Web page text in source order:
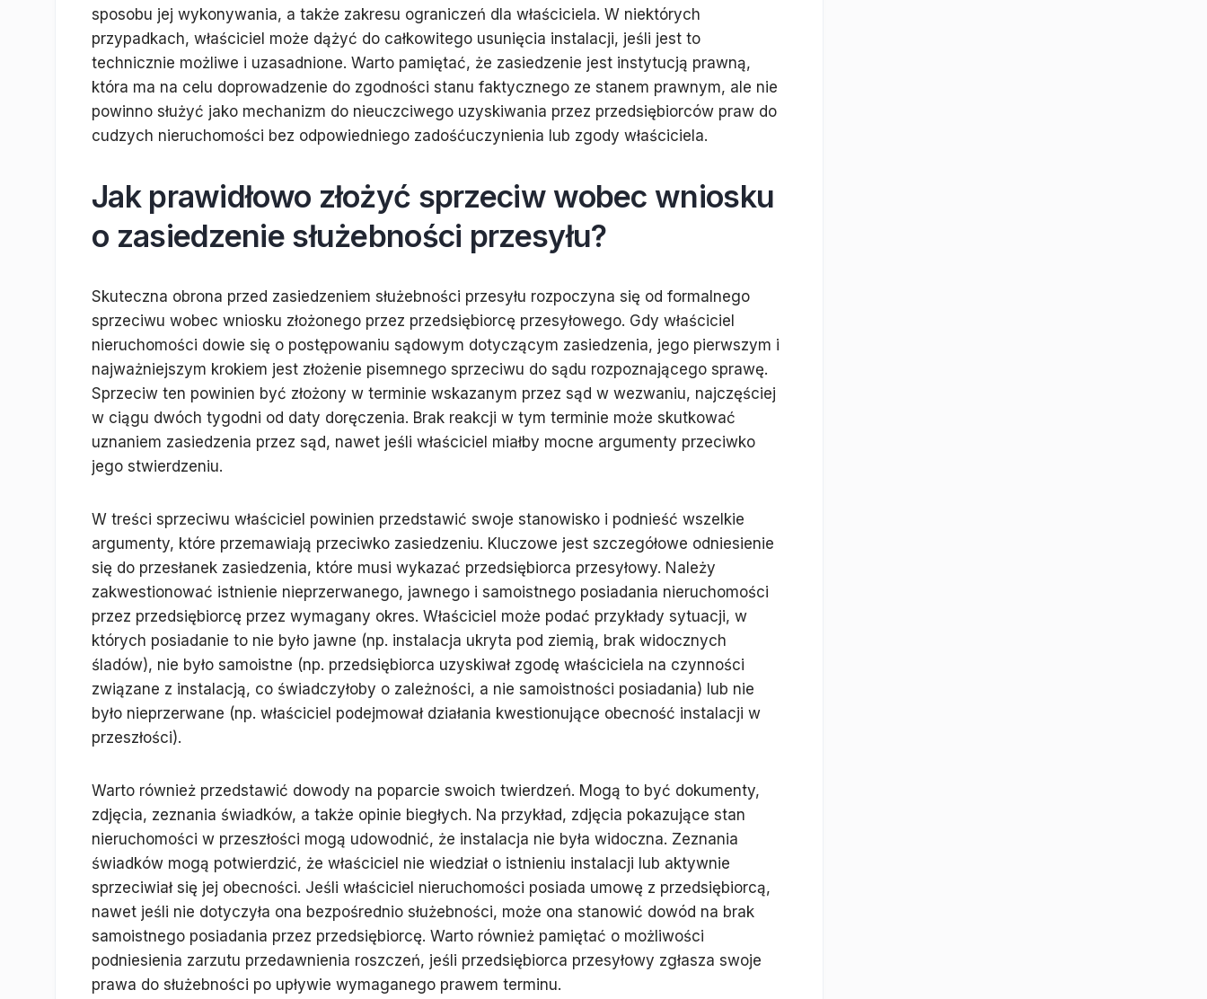
sposobu jej wykonywania, a także zakresu ograniczeń dla właściciela. W niektórych
przypadkach, właściciel może dążyć do całkowitego usunięcia instalacji, jeśli jest to
technicznie możliwe i uzasadnione. Warto pamiętać, że zasiedzenie jest instytucją prawną,
która ma na celu doprowadzenie do zgodności stanu faktycznego ze stanem prawnym, ale nie
powinno służyć jako mechanizm do nieuczciwego uzyskiwania przez przedsiębiorców praw do
cudzych nieruchomości bez odpowiedniego zadośćuczynienia lub zgody właściciela.
Jak prawidłowo złożyć sprzeciw wobec wniosku
o zasiedzenie służebności przesyłu?
Skuteczna obrona przed zasiedzeniem służebności przesyłu rozpoczyna się od formalnego
sprzeciwu wobec wniosku złożonego przez przedsiębiorcę przesyłowego. Gdy właściciel
nieruchomości dowie się o postępowaniu sądowym dotyczącym zasiedzenia, jego pierwszym i
najważniejszym krokiem jest złożenie pisemnego sprzeciwu do sądu rozpoznającego sprawę.
Sprzeciw ten powinien być złożony w terminie wskazanym przez sąd w wezwaniu, najczęściej
w ciągu dwóch tygodni od daty doręczenia. Brak reakcji w tym terminie może skutkować
uznaniem zasiedzenia przez sąd, nawet jeśli właściciel miałby mocne argumenty przeciwko
jego stwierdzeniu.
W treści sprzeciwu właściciel powinien przedstawić swoje stanowisko i podnieść wszelkie
argumenty, które przemawiają przeciwko zasiedzeniu. Kluczowe jest szczegółowe odniesienie
się do przesłanek zasiedzenia, które musi wykazać przedsiębiorca przesyłowy. Należy
zakwestionować istnienie nieprzerwanego, jawnego i samoistnego posiadania nieruchomości
przez przedsiębiorcę przez wymagany okres. Właściciel może podać przykłady sytuacji, w
których posiadanie to nie było jawne (np. instalacja ukryta pod ziemią, brak widocznych
śladów), nie było samoistne (np. przedsiębiorca uzyskiwał zgodę właściciela na czynności
związane z instalacją, co świadczyłoby o zależności, a nie samoistności posiadania) lub nie
było nieprzerwane (np. właściciel podejmował działania kwestionujące obecność instalacji w
przeszłości).
Warto również przedstawić dowody na poparcie swoich twierdzeń. Mogą to być dokumenty,
zdjęcia, zeznania świadków, a także opinie biegłych. Na przykład, zdjęcia pokazujące stan
nieruchomości w przeszłości mogą udowodnić, że instalacja nie była widoczna. Zeznania
świadków mogą potwierdzić, że właściciel nie wiedział o istnieniu instalacji lub aktywnie
sprzeciwiał się jej obecności. Jeśli właściciel nieruchomości posiada umowę z przedsiębiorcą,
nawet jeśli nie dotyczyła ona bezpośrednio służebności, może ona stanowić dowód na brak
samoistnego posiadania przez przedsiębiorcę. Warto również pamiętać o możliwości
podniesienia zarzutu przedawnienia roszczeń, jeśli przedsiębiorca przesyłowy zgłasza swoje
prawa do służebności po upływie wymaganego prawem terminu.